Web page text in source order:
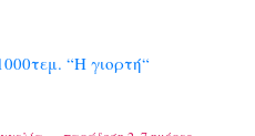
“Η γιορτή“